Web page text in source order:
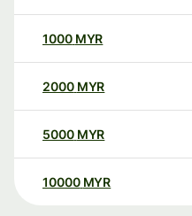
1000 MYR
2000 MYR
5000 MYR
10000 MYR